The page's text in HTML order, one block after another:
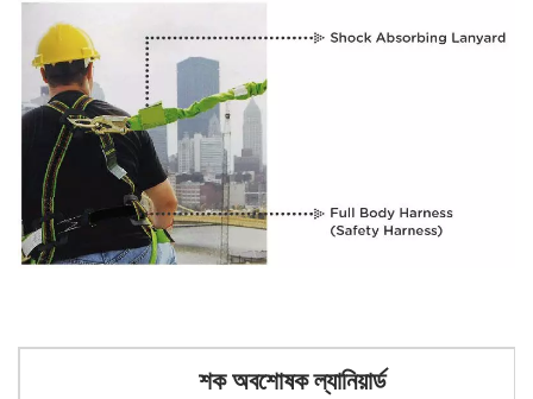
শক অবশোষক ল্যানিয়ার্ড